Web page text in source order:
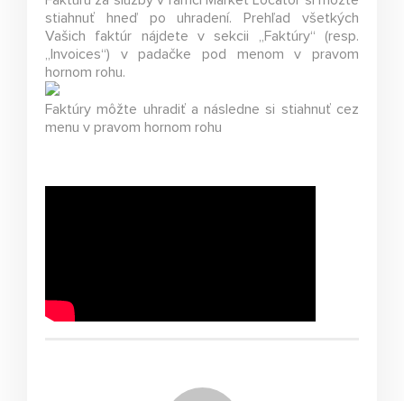
stiahnuť hneď po uhradení. Prehľad všetkých
Vašich faktúr nájdete v sekcii „Faktúry“ (resp.
„Invoices“) v padačke pod menom v pravom
hornom rohu.
Faktúry môžte uhradiť a následne si stiahnuť cez
menu v pravom hornom rohu